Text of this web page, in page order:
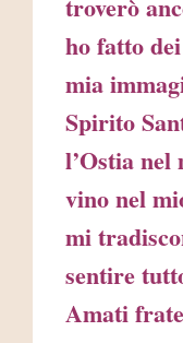
troverò
ho fatto
mia
Spirito
l’Ostia
vino nel
mi
sentire
Amati